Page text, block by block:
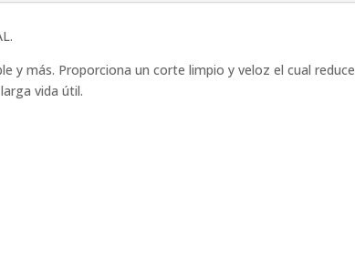
y más. Proporciona un corte limpio y veloz el cual reduce
vida útil.